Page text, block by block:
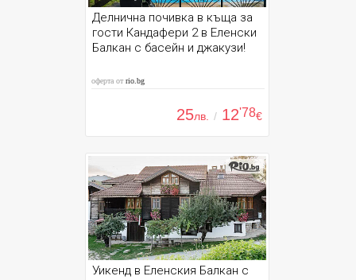
Делнична почивка в къща за
гости Кандафери 2 в Еленски
Балкан с басейн и джакузи!
оферта отrio.bg
25лв. / 12'78€
Уикенд в Еленския Балкан с